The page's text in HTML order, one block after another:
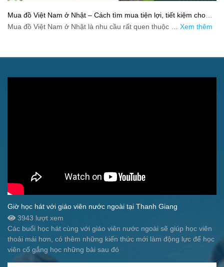
Mua đồ Việt Nam ở Nhật – Cách tìm mua tiện lợi, tiết kiệm cho
người xa quê
Mua đồ Việt Nam ở Nhật là nhu cầu rất quen thuộc … Xem thêm
Giờ học hát với giáo viên nước ngoài tại Thanh Giang
3943 lượt xem
Các buổi học hát cùng với giáo viên nước ngoài sẽ giúp học viên
thoải mái hơn, có thêm những kiến thức mới làm động lực để học
viên cố gắng học những bài sau đó